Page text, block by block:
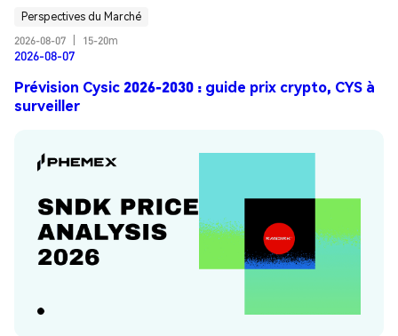
Perspectives du Marché
2026-08-07
15-20m
2026-08-07
Prévision Cysic 2026-2030 : guide prix crypto, CYS à
surveiller